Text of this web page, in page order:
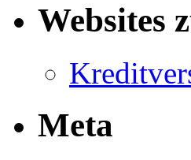
Websites
Meta